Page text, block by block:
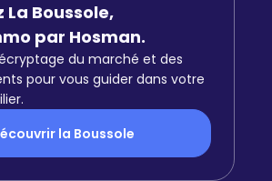
La Boussole,
par Hosman.
du marché et des
pour vous guider dans votre
la Boussole